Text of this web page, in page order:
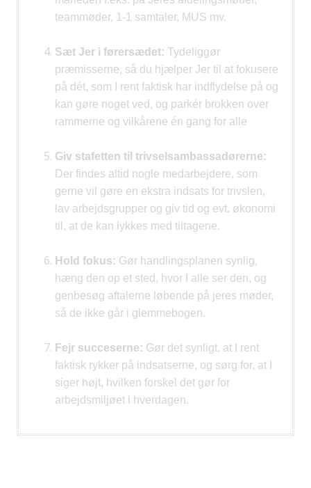
teammøder, 1-1 samtaler, MUS mv.
Sæt Jer i førersædet: Tydeliggør
præmisserne, så du hjælper Jer til at fokusere
på dét, som I rent faktisk har indflydelse på og
kan gøre noget ved, og parkér brokken over
rammerne og vilkårene én gang for alle
Giv stafetten til trivselsambassadørerne:
Der findes altid nogle medarbejdere, som
gerne vil gøre en ekstra indsats for trivslen,
lav arbejdsgrupper og giv tid og evt. økonomi
til, at de kan lykkes med tiltagene.
Hold fokus: Gør handlingsplanen synlig,
hæng den op et sted, hvor I alle ser den, og
genbesøg aftalerne løbende på jeres møder,
så de ikke går i glemmebogen.
Fejr succeserne: Gør det synligt, at I rent
faktisk rykker på indsatserne, og sørg for, at I
siger højt, hvilken forskel det gør for
arbejdsmiljøet i hverdagen.